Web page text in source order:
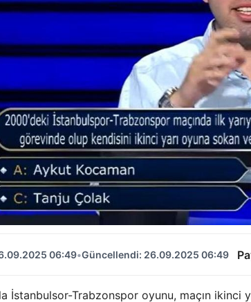
06:49•Güncellendi: 26.09.2025 06:49
İstanbulsor-Trabzonspor oyunu, maçın ikinci